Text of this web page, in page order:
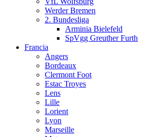
Werder Bremen
2. Bundesliga
Arminia Bielefeld
SpVgg Greuther Furth
Francia
Angers
Bordeaux
Clermont Foot
Estac Troyes
Lens
Lille
Lorient
Lyon
Marseille